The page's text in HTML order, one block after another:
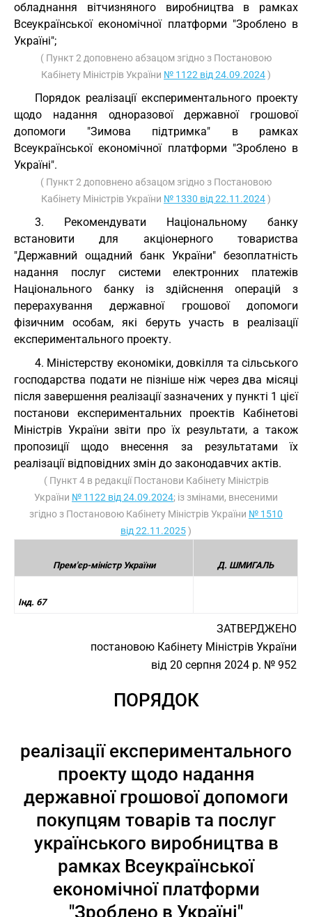
обладнання вітчизняного виробництва в рамках
Всеукраїнської економічної платформи "Зроблено в
Україні";
( Пункт 2 доповнено абзацом згідно з Постановою
Кабінету Міністрів України № 1122 від 24.09.2024)
Порядок реалізації експериментального проекту
щодо надання одноразової державної грошової
допомоги "Зимова підтримка" в рамках
Всеукраїнської економічної платформи "Зроблено в
Україні".
( Пункт 2 доповнено абзацом згідно з Постановою
Кабінету Міністрів України № 1330 від 22.11.2024)
3. Рекомендувати Національному банку
встановити для акціонерного товариства
"Державний ощадний банк України" безоплатність
надання послуг системи електронних платежів
Національного банку із здійснення операцій з
перерахування державної грошової допомоги
фізичним особам, які беруть участь в реалізації
експериментального проекту.
4. Міністерству економіки, довкілля та сільського
господарства подати не пізніше ніж через два місяці
після завершення реалізації зазначених у пункті 1 цієї
постанови експериментальних проектів Кабінетові
Міністрів України звіти про їх результати, а також
пропозиції щодо внесення за результатами їх
реалізації відповідних змін до законодавчих актів.
( Пункт 4 в редакції Постанови Кабінету Міністрів
України № 1122 від 24.09.2024; із змінами, внесеними
згідно з Постановою Кабінету Міністрів України № 1510
від 22.11.2025)
Прем'єр-міністр України Д. ШМИГАЛЬ
Інд. 67
ЗАТВЕРДЖЕНО
постановою Кабінету Міністрів України
від 20 серпня 2024 р. № 952
ПОРЯДОК
реалізації експериментального
проекту щодо надання
державної грошової допомоги
покупцям товарів та послуг
українського виробництва в
рамках Всеукраїнської
економічної платформи
"Зроблено в Україні"